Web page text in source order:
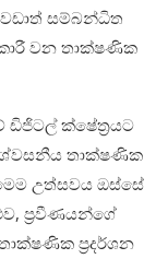
වඩාත් සම්බන්ධිත
වන තාක්ෂණික
ඩිජිටල් ක්ෂේත්රයට
තාක්ෂණික
උත්සවය ඔස්සේ
, ප්රවීණයන්ගේ
ප්රදර්ශන